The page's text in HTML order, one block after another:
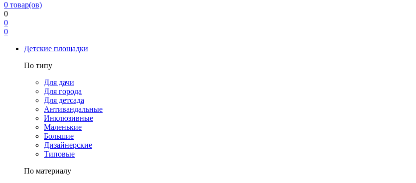
0 товар(ов)
0
0
0
Детские площадки
По типу
Для дачи
Для города
Для детсада
Антивандальные
Инклюзивные
Маленькие
Большие
Дизайнерские
Типовые
По материалу